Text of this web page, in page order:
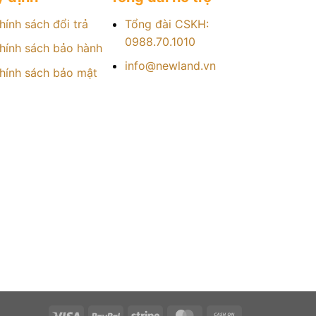
sách đổi trả
sách bảo hành
sách bảo mật
Tổng đài CSKH:
0988.70.1010
info@newland.vn